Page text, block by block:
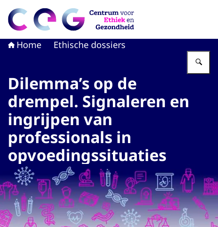
Naar de homepage van CEG - Centrum voor Ethiek en
Home Ethische dossiers
Dilemma’s op de
drempel. Signaleren en
ingrijpen van
professionals in
opvoedingssituaties